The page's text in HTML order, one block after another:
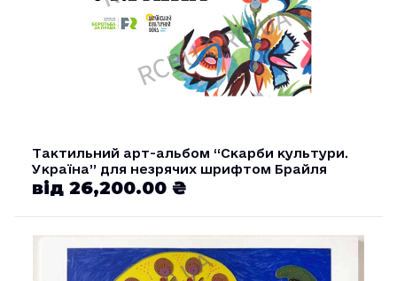
Тактильний арт-альбом “Скарби культури.
Україна” для незрячих шрифтом Брайля
від 26,200.00 ₴